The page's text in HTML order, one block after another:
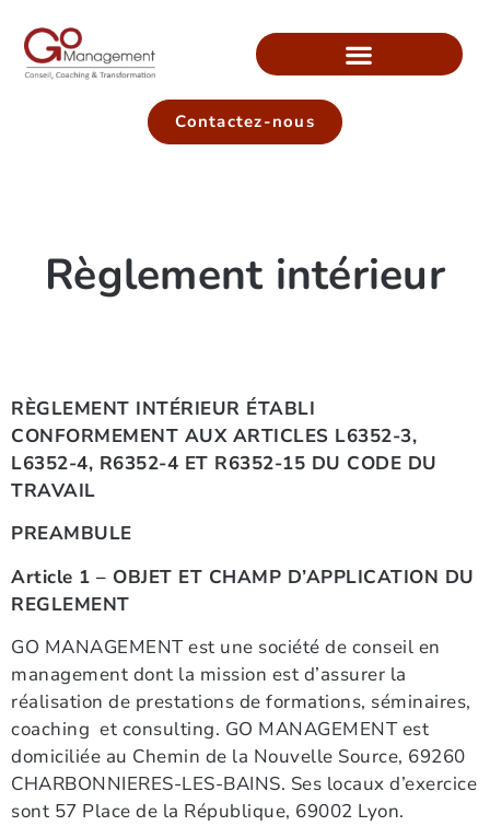
Contactez-nous
Règlement intérieur
RÈGLEMENT INTÉRIEUR ÉTABLI
CONFORMEMENT AUX ARTICLES L6352-3,
L6352-4, R6352-4 ET R6352-15 DU CODE DU
TRAVAIL
PREAMBULE
Article 1 – OBJET ET CHAMP D’APPLICATION DU
REGLEMENT
GO MANAGEMENT est une société de conseil en
management dont la mission est d’assurer la
réalisation de prestations de formations, séminaires,
coaching et consulting. GO MANAGEMENT est
domiciliée au Chemin de la Nouvelle Source, 69260
CHARBONNIERES-LES-BAINS. Ses locaux d’exercice
sont 57 Place de la République, 69002 Lyon.